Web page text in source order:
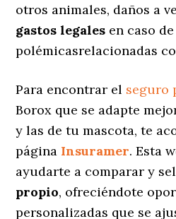
otros animales, daños a
gastos legales en caso de
polémicasrelacionadas
Para encontrar el seguro
Borox que se adapte
y las de tu mascota, te
página Insuramer. Esta
ayudarte a comparar y
propio, ofreciéndote
personalizadas que se